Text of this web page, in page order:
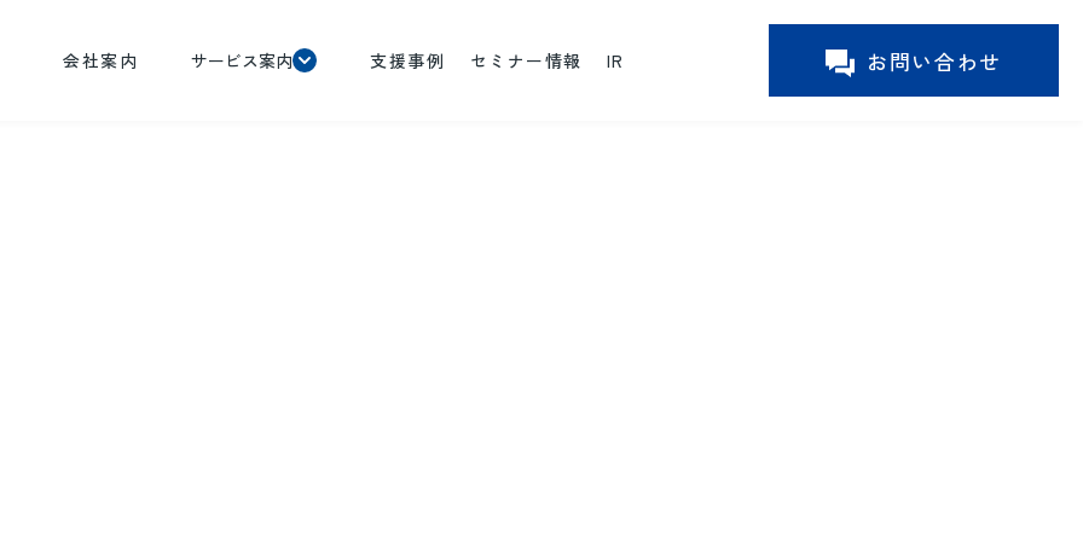
会社案内 サービス案内 支援事例 セミナー情報 IR お問い合わせ